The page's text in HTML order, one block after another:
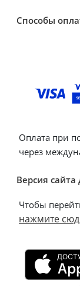
Способы
Оплата при
через
Версия
Чтобы
нажмите